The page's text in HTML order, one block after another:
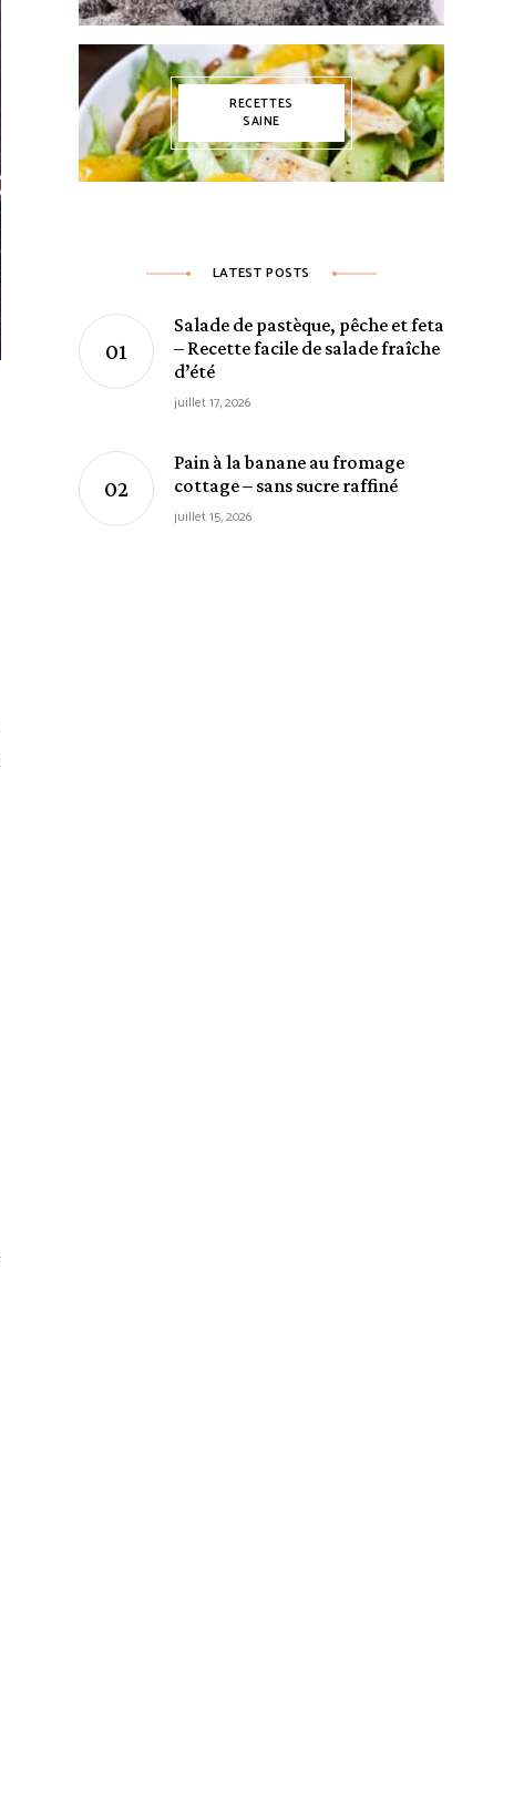
RECETTES
SAINE
LATEST POSTS
Salade de pastèque, pêche et feta
– Recette facile de salade fraîche
d’été
juillet 17, 2026
Pain à la banane au fromage
cottage – sans sucre raffiné
juillet 15, 2026